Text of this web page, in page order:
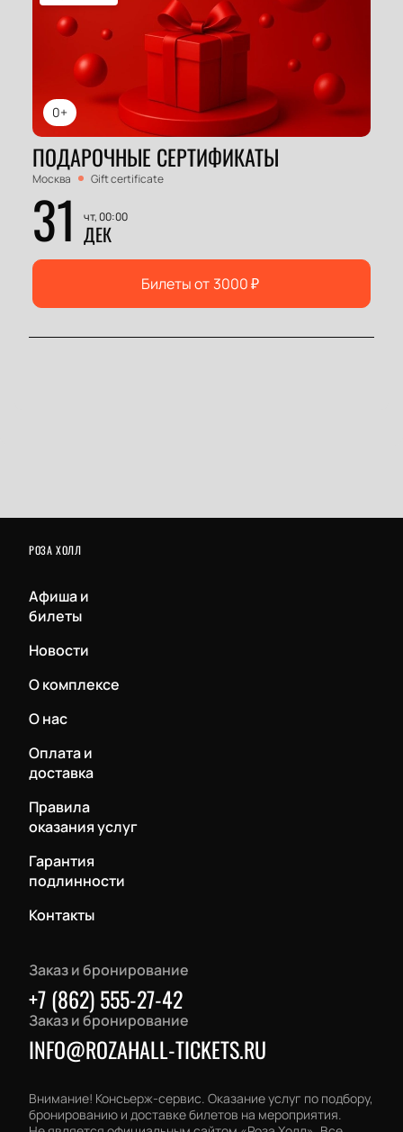
0+
ПОДАРОЧНЫЕ СЕРТИФИКАТЫ
Москва Gift certificate
31 чт, 00:00
ДЕК
Билеты от 3000₽
РОЗА ХОЛЛ
Афиша и
билеты
Новости
О комплексе
О нас
Оплата и
доставка
Правила
оказания услуг
Гарантия
подлинности
Контакты
Заказ и бронирование
+7 (862) 555-27-42
Заказ и бронирование
INFO@ROZAHALL-TICKETS.RU
Внимание! Консьерж-сервис. Оказание услуг по подбору,
бронированию и доставке билетов на мероприятия.